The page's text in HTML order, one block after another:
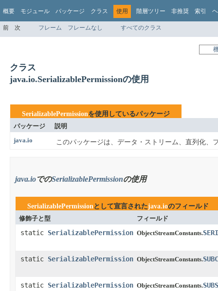
概要 モジュール パッケージ クラス 使用 階層ツリー 非推奨 索引
前 次 フレーム フレームなし すべてのクラス
クラス
java.io.SerializablePermissionの使用
SerializablePermissionを使用しているパッケージ
パッケージ
説明
java.io
このパッケージは、データ・ストリーム、直列化、
java.ioでのSerializablePermissionの使用
SerializablePermissionとして宣言されたjava.ioのフィールド
修飾子と型
フィールド
static SerializablePermission ObjectStreamConstants.
static SerializablePermission ObjectStreamConstants.
static SerializablePermission ObjectStreamConstants.